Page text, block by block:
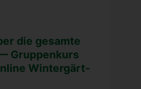
die gesam­te
Grup­pen­kurs
Win­ter­gärt­